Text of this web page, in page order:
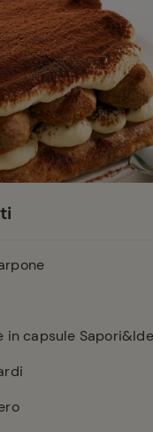
in capsule